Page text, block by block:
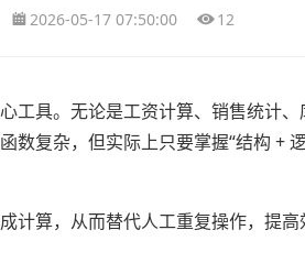
2026-05-17 07:50:00 12
工具。无论是工资计算、销售统计
复杂，但实际上只要掌握“结构 +
算，从而替代人工重复操作，提高